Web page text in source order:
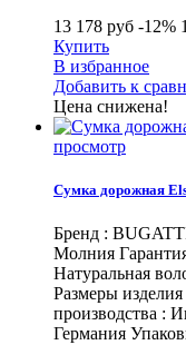
13 178 руб -12%
Купить
В избранное
Добавить к
Цена снижена!
просмотр
Сумка дорожная
Бренд :
Молния
Натуральная
Размеры
производства :
Германия